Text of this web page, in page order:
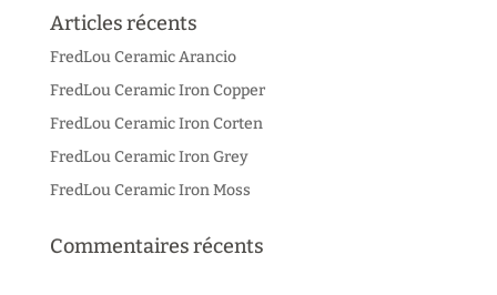
Articles récents
FredLou Ceramic Arancio
FredLou Ceramic Iron Copper
FredLou Ceramic Iron Corten
FredLou Ceramic Iron Grey
FredLou Ceramic Iron Moss
Commentaires récents